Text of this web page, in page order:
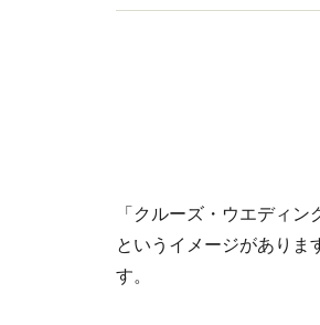
「クルーズ・ウエディ
というイメージがありま
す。